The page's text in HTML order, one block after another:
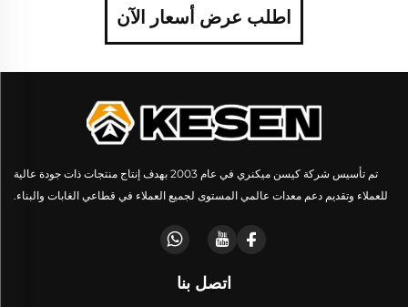
اطلب عرض أسعار الآن
تم تأسيس شركة كيسن ميكنري في عام 2003 بهدف إنتاج منتجات ذات جودة عالية
للعملاء وتقديم دعم معدات عالمي المستوى لجميع العملاء في قطاعي الغابات والبناء.
اتصل بنا